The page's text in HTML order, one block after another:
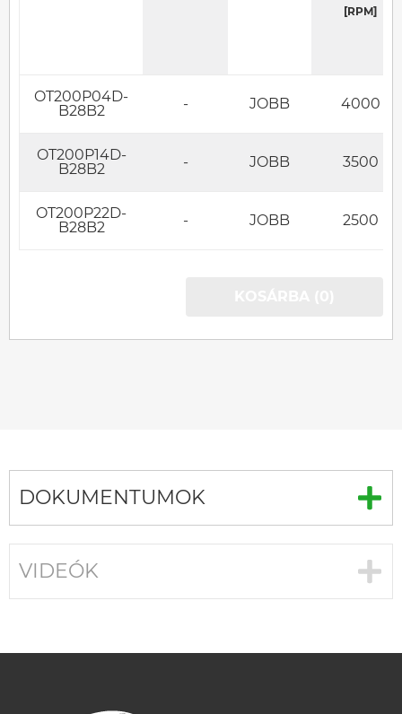
[RPM]
OT200P04D-
B28B2
- JOBB 4000
OT200P14D-
B28B2
- JOBB 3500
OT200P22D-
B28B2
- JOBB 2500
DOKUMENTUMOK
VIDEÓK